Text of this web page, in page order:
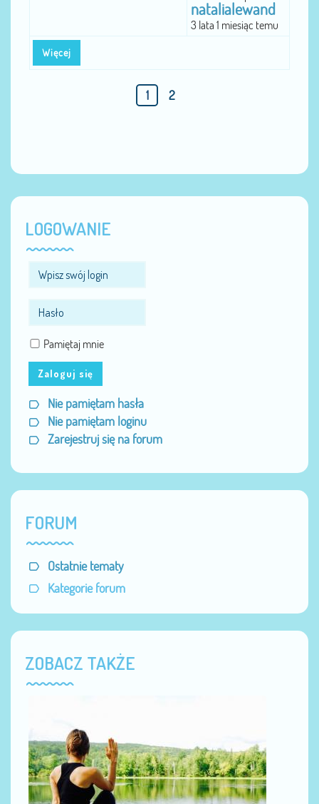
Więcej
natalialewand
3 lata 1 miesiąc temu
1 2
LOGOWANIE
Pamiętaj mnie
Zaloguj się
Nie pamiętam hasła
Nie pamiętam loginu
Zarejestruj się na forum
FORUM
Ostatnie tematy
Kategorie forum
ZOBACZ TAKŻE